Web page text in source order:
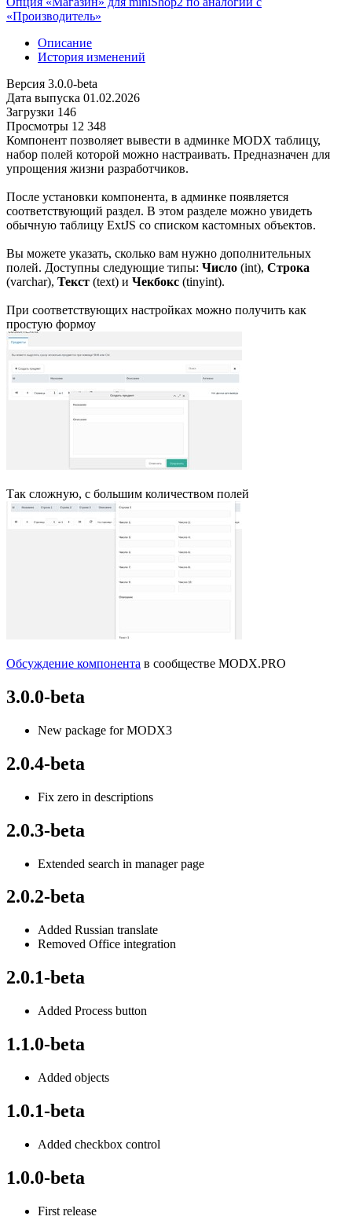
«Производитель»
Описание
История изменений
Версия 3.0.0-beta
Дата выпуска 01.02.2026
Загрузки 146
Просмотры 12 348
Компонент позволяет вывести в админке MODX таблицу,
набор полей которой можно настраивать. Предназначен для
упрощения жизни разработчиков.
После установки компонента, в админке появляется
соответствующий раздел. В этом разделе можно увидеть
обычную таблицу ExtJS со списком кастомных объектов.
Вы можете указать, сколько вам нужно дополнительных
полей. Доступны следующие типы: Число (int), Строка
(varchar), Текст (text) и Чекбокс (tinyint).
При соответствующих настройках можно получить как
простую формоу
Так сложную, с большим количеством полей
Обсуждение компонента в сообществе MODX.PRO
3.0.0-beta
New package for MODX3
2.0.4-beta
Fix zero in descriptions
2.0.3-beta
Extended search in manager page
2.0.2-beta
Added Russian translate
Removed Office integration
2.0.1-beta
Added Process button
1.1.0-beta
Added objects
1.0.1-beta
Added checkbox control
1.0.0-beta
First release